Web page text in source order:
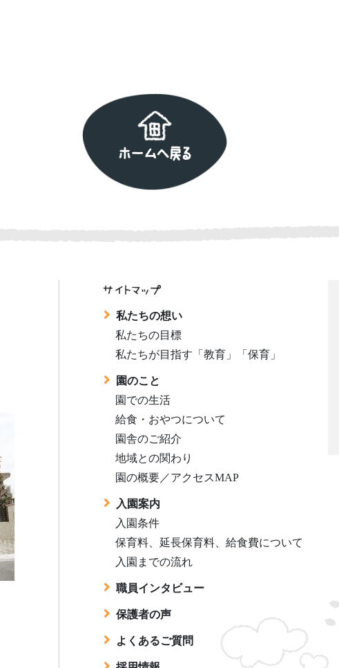
ホームへ戻る
サイトマップ
私たちの想い
私たちの目標
私たちが目指す「教育」「保育」
園のこと
園での生活
給食・おやつについて
園舎のご紹介
地域との関わり
園の概要／アクセスMAP
入園案内
入園条件
保育料、延長保育料、給食費について
入園までの流れ
職員インタビュー
保護者の声
よくあるご質問